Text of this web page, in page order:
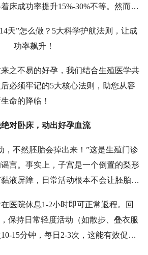
床成功率提升15%-30%不等。然而，
“保胎误区”。
之不易的好孕，我们结合生殖医学共
必须牢记的5大核心法则，助您从容
命的降临！
对卧床，动出好孕血流
，不然胚胎会掉出来！”这是生殖门诊
言。事实上，子宫是一个倒置的梨形
液屏障，日常活动根本不会让胚胎流
脉回流受阻，极大地增加下肢静脉血
。同时，长期卧床还会引发腰酸背
让身体备受折磨。
医院休息1-2小时即可正常返程。回
保持日常轻度活动（如散步、叠衣服
15分钟，每日2-3次，这能有效促进
循环，为胚胎着床提供更充沛的血